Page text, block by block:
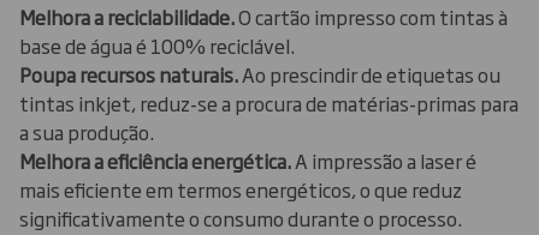
Melhora a reciclabilidade.O cartão impresso com tintas à
base de água é 100% reciclável.
Poupa recursos naturais.Ao prescindir de etiquetas ou
tintas inkjet, reduz-se a procura de matérias-primas para
a sua produção.
Melhora a eficiência energética.A impressão a laser é
mais eficiente em termos energéticos, o que reduz
significativamente o consumo durante o processo.